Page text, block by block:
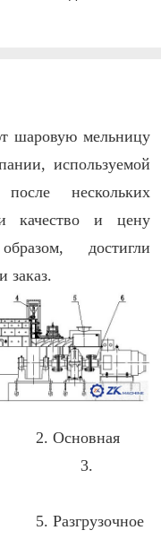
шаровую мельницу
используемой
нескольких
качество и цену
достигли
заказ.
Основная
3.